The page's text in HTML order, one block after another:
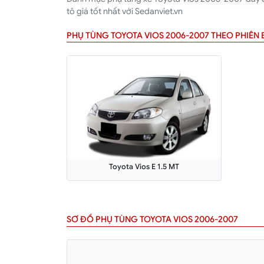
tô giá tốt nhất với Sedanviet.vn
PHỤ TÙNG TOYOTA VIOS 2006-2007 THEO PHIÊN
Toyota Vios E 1.5 MT
SƠ ĐỒ PHỤ TÙNG TOYOTA VIOS 2006-2007